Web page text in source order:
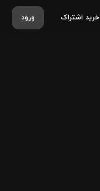
ورود خرید اشتراک